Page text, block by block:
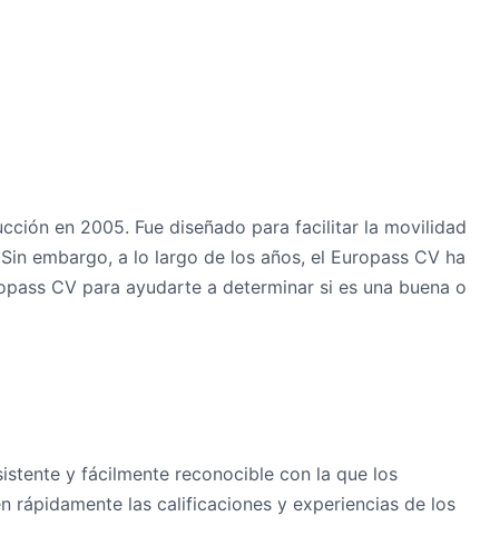
en 2005. Fue diseñado para facilitar la movilidad
embargo, a lo largo de los años, el Europass CV ha
CV para ayudarte a determinar si es una buena o
y fácilmente reconocible con la que los
rápidamente las calificaciones y experiencias de los